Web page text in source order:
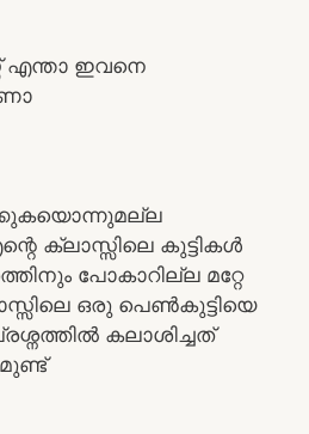
എന്താ ഇവനെ
ക്ലാസ്സിലെ കുട്ടികൾ
പോകാറില്ല മറ്റേ
ഒരു പെൺകുട്ടിയെ
കലാശിച്ചത്